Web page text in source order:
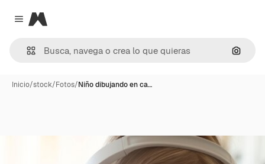
Close menu
Magnific
Inicio/stock/Fotos/Niño dibujando en ca…